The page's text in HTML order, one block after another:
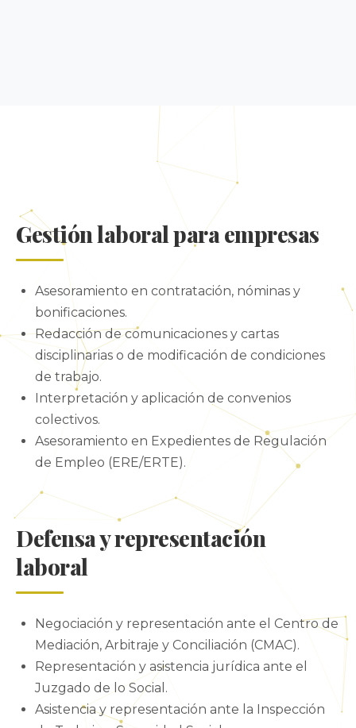
Gestión laboral para empresas
Asesoramiento en contratación, nóminas y
bonificaciones.
Redacción de comunicaciones y cartas
disciplinarias o de modificación de condiciones
de trabajo.
Interpretación y aplicación de convenios
colectivos.
Asesoramiento en Expedientes de Regulación
de Empleo (ERE/ERTE).
Defensa y representación
laboral
Negociación y representación ante el Centro de
Mediación, Arbitraje y Conciliación (CMAC).
Representación y asistencia jurídica ante el
Juzgado de lo Social.
Asistencia y representación ante la Inspección